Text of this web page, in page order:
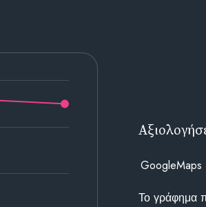
GoogleMaps
Το γράφημα